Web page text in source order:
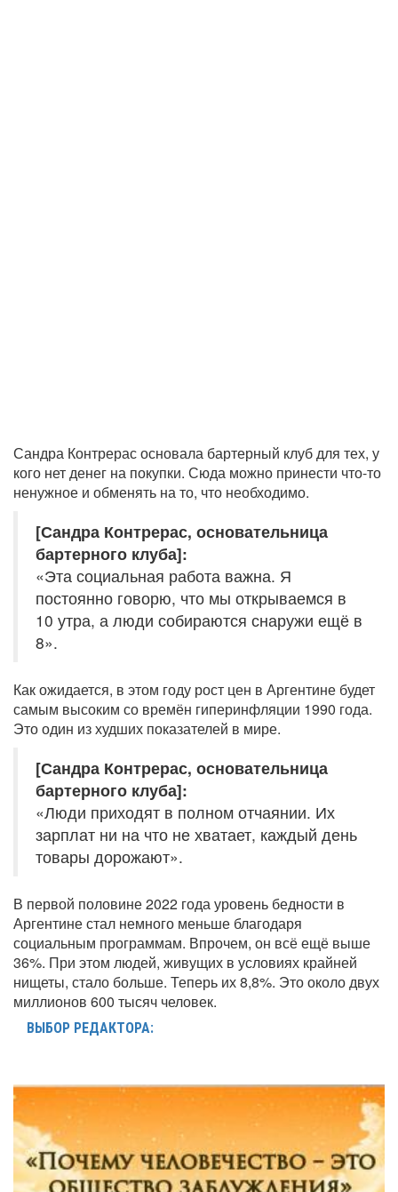
Сандра Контрерас основала бартерный клуб для тех, у
кого нет денег на покупки. Сюда можно принести что-то
ненужное и обменять на то, что необходимо.
[Сандра Контрерас, основательница
бартерного клуба]:
«Эта социальная работа важна. Я
постоянно говорю, что мы открываемся в
10 утра, а люди собираются снаружи ещё в
8».
Как ожидается, в этом году рост цен в Аргентине будет
самым высоким со времён гиперинфляции 1990 года.
Это один из худших показателей в мире.
[Сандра Контрерас, основательница
бартерного клуба]:
«Люди приходят в полном отчаянии. Их
зарплат ни на что не хватает, каждый день
товары дорожают».
В первой половине 2022 года уровень бедности в
Аргентине стал немного меньше благодаря
социальным программам. Впрочем, он всё ещё выше
36%. При этом людей, живущих в условиях крайней
нищеты, стало больше. Теперь их 8,8%. Это около двух
миллионов 600 тысяч человек.
ВЫБОР РЕДАКТОРА: